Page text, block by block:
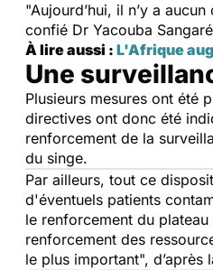
"Aujourd’hui, il n’y a
confié Dr Yacouba
À lire aussi : L'Afrique
Une
Plusieurs mesures ont été
directives ont donc été
renforcement de la
du singe.
Par ailleurs, tout ce
d'éventuels patients
le renforcement du
renforcement des
le plus important",